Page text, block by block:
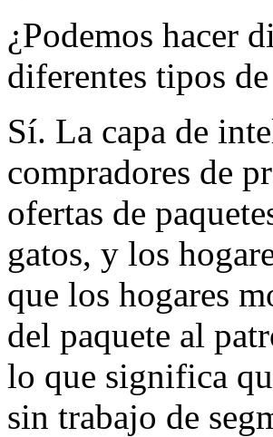
¿Podemos hacer
diferentes tipos
Sí. La capa de
compradores de
ofertas de
gatos, y los
que los hogares
del paquete al
lo que significa
sin trabajo de